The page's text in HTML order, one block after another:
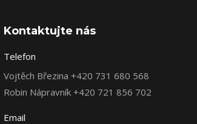
Kontaktujte nás
Telefon
Vojtěch Březina +420 731 680 568
Robin Nápravník +420 721 856 702
Email